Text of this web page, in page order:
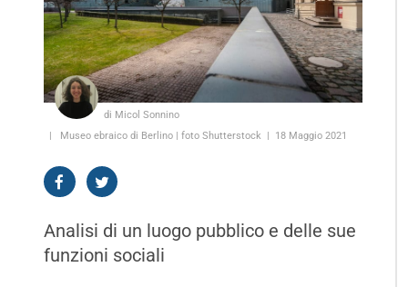
di Micol Sonnino
Museo ebraico di Berlino | foto Shutterstock
18 Maggio 2021
Analisi di un luogo pubblico e delle sue
funzioni sociali